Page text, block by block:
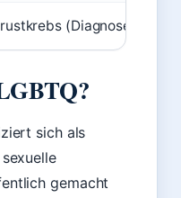
(Diagnose 2002)
sich als
gemacht